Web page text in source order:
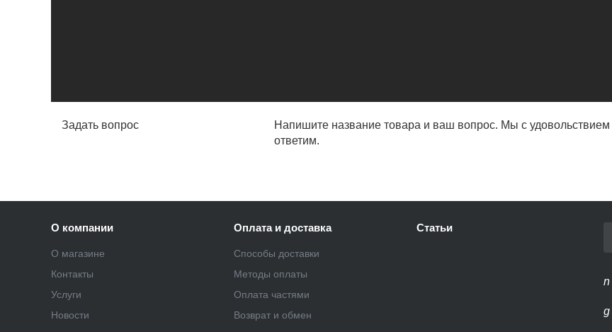
Задать вопрос
Напишите название товара и ваш вопрос. Мы с удовольствием
ответим.
О компании
О магазине
Контакты
Услуги
Новости
Оплата и доставка
Способы доставки
Методы оплаты
Оплата частями
Возврат и обмен
Статьи